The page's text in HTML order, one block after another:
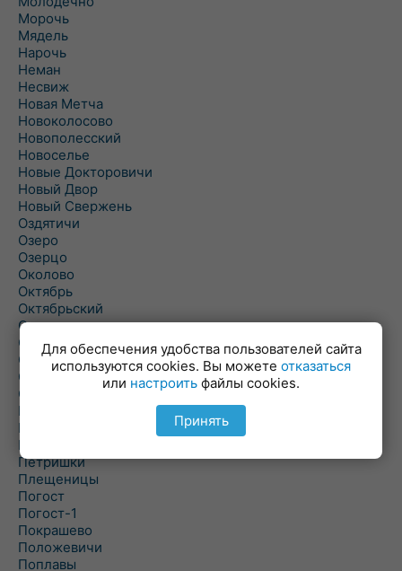
Морочь
Мядель
Нарочь
Неман
Несвиж
Новая Метча
Новоколосово
Новополесский
Новоселье
Новые Докторовичи
Новый Двор
Новый Свержень
Оздятичи
Озеро
Озерцо
Околово
Октябрь
Октябрьский
Олехновичи
Омговичи
Оношки
Осовец
Острошицкий Городок
Пасека
Пастовичи
Першаи
Петришки
Плещеницы
Погост
Погост-1
Покрашево
Положевичи
Поплавы
Для обеспечения удобства пользователей сайта
используются cookies. Вы можете отказаться
или настроить файлы cookies.
Принять